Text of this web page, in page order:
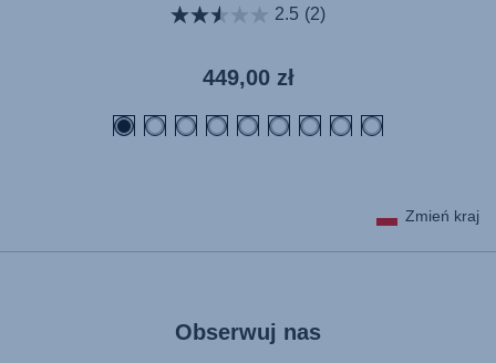
2.5 (2)
Aktualna
cena
449,00 zł
Zmień kraj
Obserwuj nas